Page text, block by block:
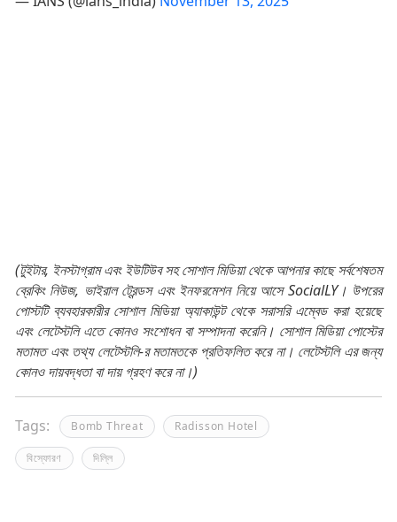
(টুইটার, ইনস্টাগ্রাম এবং ইউটিউব সহ সোশাল মিডিয়া থেকে আপনার কাছে সর্বশেষতম
ব্রেকিং নিউজ, ভাইরাল ট্রেন্ডস এবং ইনফরমেশন নিয়ে আসে SocialLY। উপরের
পোস্টটি ব্যবহারকারীর সোশাল মিডিয়া অ্যাকাউন্ট থেকে সরাসরি এম্বেড করা হয়েছে
এবং লেটেস্টলি এতে কোনও সংশোধন বা সম্পাদনা করেনি। সোশাল মিডিয়া পোস্টের
মতামত এবং তথ্য লেটেস্টলি-র মতামতকে প্রতিফলিত করে না। লেটেস্টলি এর জন্য
কোনও দায়বদ্ধতা বা দায় গ্রহণ করে না।)
Tags: Bomb Threat Radisson Hotel
বিস্ফোরণ দিল্লি